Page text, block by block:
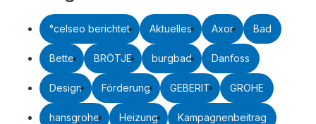
°celseo berichtet Aktuelles Axor Bad
Bette BRÖTJE burgbad Danfoss
Design Förderung GEBERIT GROHE
hansgrohe Heizung Kampagnenbeitrag